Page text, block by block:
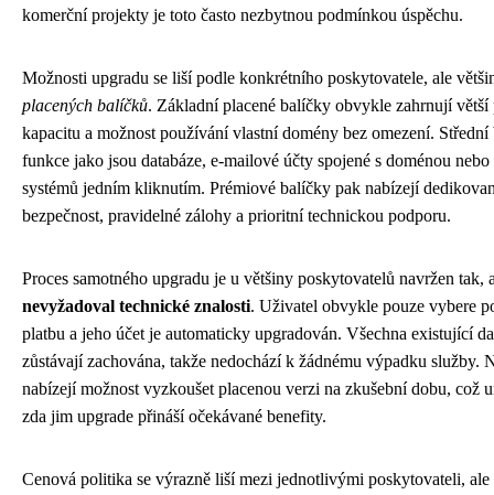
komerční projekty je toto často nezbytnou podmínkou úspěchu.
Možnosti upgradu se liší podle konkrétního poskytovatele, ale
placených balíčků. Základní placené balíčky obvykle zahrnují větší
kapacitu a možnost používání vlastní domény bez omezení.
funkce jako jsou databáze, e-mailové účty spojené s doménou
systémů jedním kliknutím. Prémiové balíčky pak nabízejí
bezpečnost, pravidelné zálohy a prioritní technickou podporu.
Proces samotného upgradu je u většiny poskytovatelů navržen
nevyžadoval technické znalosti. Uživatel obvykle pouze vybere
platbu a jeho účet je automaticky upgradován. Všechna existující
zůstávají zachována, takže nedochází k žádnému výpadku služby.
nabízejí možnost vyzkoušet placenou verzi na zkušební dobu, což
zda jim upgrade přináší očekávané benefity.
Cenová politika se výrazně liší mezi jednotlivými poskytovateli, ale